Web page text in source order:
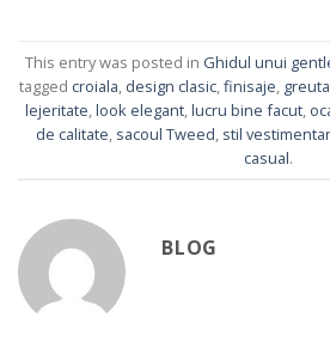
This entry was posted in Ghidul unui
tagged croiala, design clasic,finisaje,
lejeritate,look elegant,lucru bine facut,
de calitate, sacoul Tweed, stil vestimentar
casual.
BLOG